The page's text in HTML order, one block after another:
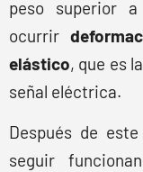
peso superior
ocurrir
elástico, que es
señal eléctrica.
Después de
seguir